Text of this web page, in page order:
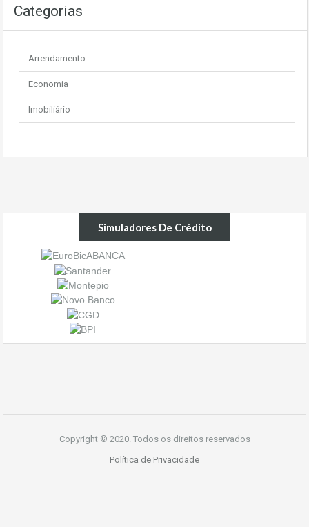
Categorias
Arrendamento
Economia
Imobiliário
Simuladores De Crédito
Copyright © 2020. Todos os direitos reservados
Política de Privacidade